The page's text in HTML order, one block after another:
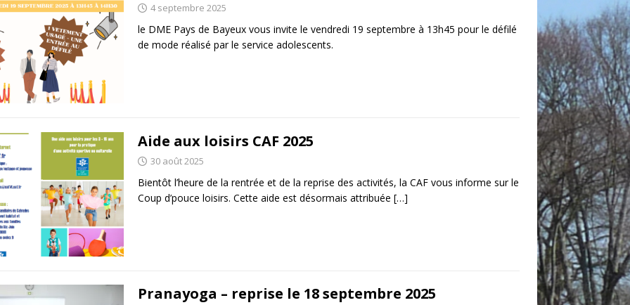
4 septembre 2025
le DME Pays de Bayeux vous invite le vendredi 19 septembre à 13h45 pour le défilé
de mode réalisé par le service adolescents.
Aide aux loisirs CAF 2025
30 août 2025
Bientôt l’heure de la rentrée et de la reprise des activités, la CAF vous informe sur le
Coup d’pouce loisirs. Cette aide est désormais attribuée […]
Pranayoga – reprise le 18 septembre 2025